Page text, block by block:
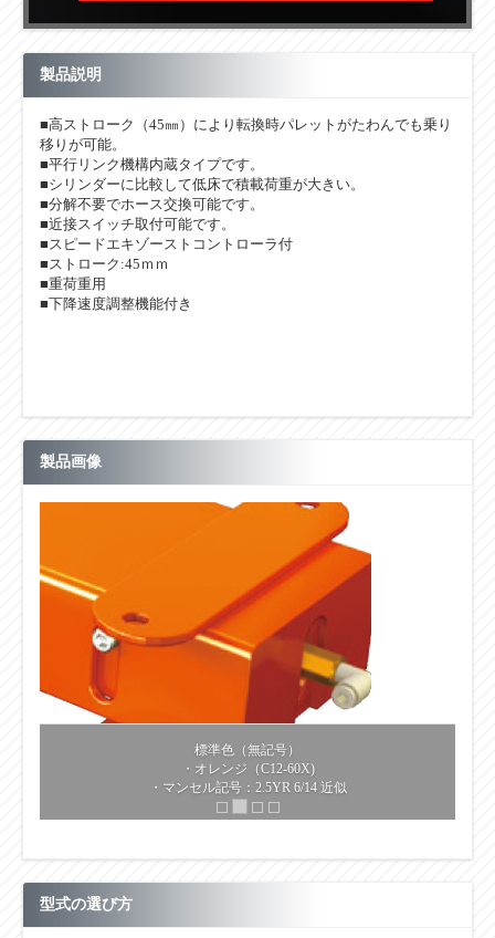
製品説明
■高ストローク（45㎜）により転換時パレットがたわんでも乗り
移りが可能。
■平行リンク機構内蔵タイプです。
■シリンダーに比較して低床で積載荷重が大きい。
■分解不要でホース交換可能です。
■近接スイッチ取付可能です。
■スピードエキゾーストコントローラ付
■ストローク:45ｍｍ
■重荷重用
■下降速度調整機能付き
製品画像
標準色（無記号）
・オレンジ（C12-60X)
・マンセル記号：2.5YR 6/14 近似
型式の選び方